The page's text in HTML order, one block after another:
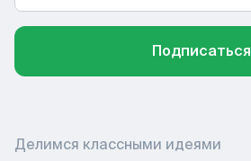
Подписаться
Делимся классными идеями